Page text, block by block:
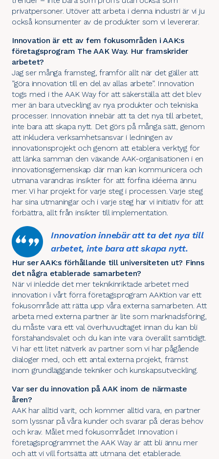
privatpersoner. Utöver att arbeta i denna industri är vi ju
också konsumenter av de produkter som vi levererar.
Innovation är ett av fem fokusområden i AAK:s
företagsprogram The AAK Way. Hur framskrider
arbetet?
Jag ser många framsteg, framför allt när det gäller att
”göra innovation till en del av allas arbete”. Innovation
togs med i the AAK Way för att säkerställa att det blev
mer än bara utveckling av nya produkter och tekniska
processer. Innovation innebär att ta det nya till arbetet,
inte bara att skapa nytt. Det görs på många sätt, genom
att inkludera verksamhetsansvar i ledningen av
innovationsprojekt och genom att etablera verktyg för
att länka samman den växande AAK-organisationen i en
innovationsgemenskap där man kan kommunicera och
utmana varandras insikter för att förfina idéerna ännu
mer. Vi har projekt för varje steg i processen. Varje steg
har sina utmaningar och i varje steg har vi initiativ för att
förbättra, allt från insikter till implementation.
Innovation innebär att ta det nya till
arbetet, inte bara att skapa nytt.
Hur ser AAK:s förhållande till universiteten ut? Finns
det några etablerade samarbeten?
När vi inledde det mer teknikinriktade arbetet med
innovation i vårt förra företagsprogram AAKtion var ett
fokusområde att rätta upp våra externa samarbeten. Att
arbeta med externa partner är lite som marknadsföring,
du måste vara ett val överhuvudtaget innan du kan bli
förstahandsvalet och du kan inte vara överallt samtidigt.
Vi har ett litet nätverk av partner som vi har pågående
dialoger med, och ett antal externa projekt, främst
inom grundläggande tekniker och kunskapsutveckling.
Var ser du innovation på AAK inom de närmaste
åren?
AAK har alltid varit, och kommer alltid vara, en partner
som lyssnar på våra kunder och svarar på deras behov
och krav. Målet med fokusområdet Innovation i
företagsprogrammet the AAK Way är att bli ännu mer
och att vi vill fortsätta att utmana det etablerade.